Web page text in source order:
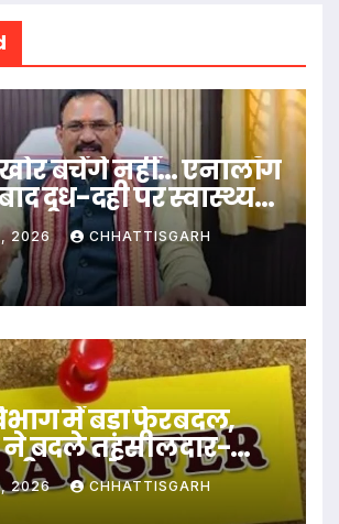
बचेंगे नहीं… एनालॉग
दूध-दही पर स्वास्थ्य
बयान
2026 CHHATTISGARH
में बड़ा फेरबदल,
बदले तहसीलदार-
के प्रभार
2026 CHHATTISGARH